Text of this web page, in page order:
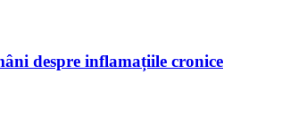
despre inflamațiile cronice